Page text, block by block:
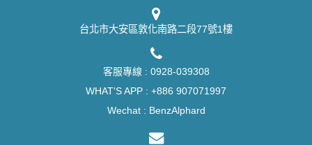
台北市大安區敦化南路二段77號1樓
客服專線 : 0928-039308
WHAT'S APP : +886 907071997
Wechat : BenzAlphard